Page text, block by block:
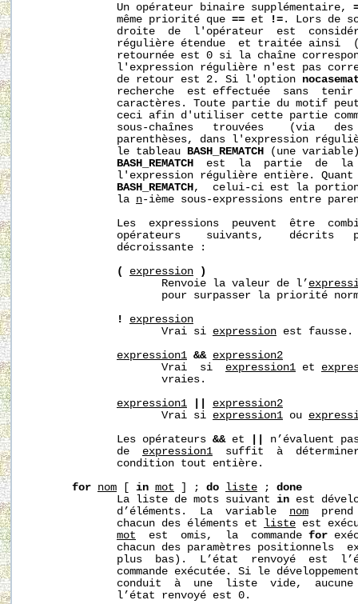
              Un opérateur binaire supplémentaire,
              même priorité que
== et != . Lors de
droite  de  l'opérateur  est
régulière étendue  et traitée ainsi
retournée est 0 si la chaîne
l'expression régulière n'est pas
              de retour est 2. Si l'option
recherche  est effectuée  sans
caractères. Toute partie du motif
ceci afin d'utiliser cette partie
sous-chaînes   trouvées    (via
parenthèses, dans l'expression
              le tableau
BASH_REMATCH
(une
BASH_REMATCH
est  la  partie  de
l'expression régulière entière.
BASH_REMATCH ,  celui-ci est la portion
              la
n-ième sous-expressions entre
Les  expressions  peuvent  être
opérateurs    suivants,    décrits
              décroissante :
(
expression
)
                     Renvoie la valeur de l’
pour surpasser la priorité
!
expression
                     Vrai si
expression est fausse.
expression1 && expression2
                     Vrai  si
expression1 et
                     vraies.
expression1
expression2
                     Vrai si
expression1 ou
              Les opérateurs
&& et
n’évaluent
              de
expression1
suffit  à
              condition tout entière.
for nom in mot ] ; do liste ; done
              La liste de mots suivant
in est
              d’éléments.  La  variable
nom
prend
              chacun des éléments et
liste est
mot
  est  omis,  la  commande
for
chacun des paramètres positionnels
plus  bas).  L’état  renvoyé  est
commande exécutée. Si le
conduit  à  une  liste  vide,
              l’état renvoyé est 0.